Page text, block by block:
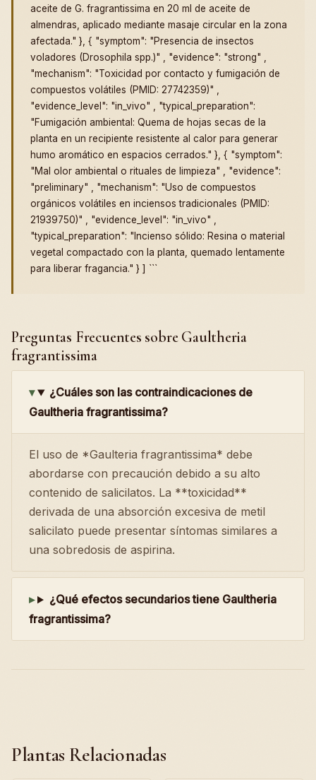
aceite de G. fragrantissima en 20 ml de aceite de
almendras, aplicado mediante masaje circular en la zona
afectada." }, { "symptom": "Presencia de insectos
voladores (Drosophila spp.)" , "evidence": "strong" ,
"mechanism": "Toxicidad por contacto y fumigación de
compuestos volátiles (PMID: 27742359)" ,
"evidence_level": "in_vivo" , "typical_preparation":
"Fumigación ambiental: Quema de hojas secas de la
planta en un recipiente resistente al calor para generar
humo aromático en espacios cerrados." }, { "symptom":
"Mal olor ambiental o rituales de limpieza" , "evidence":
"preliminary" , "mechanism": "Uso de compuestos
orgánicos volátiles en inciensos tradicionales (PMID:
21939750)" , "evidence_level": "in_vivo" ,
"typical_preparation": "Incienso sólido: Resina o material
vegetal compactado con la planta, quemado lentamente
para liberar fragancia." } ] ```
Preguntas Frecuentes sobre Gaultheria
fragrantissima
¿Cuáles son las contraindicaciones de
Gaultheria fragrantissima?
El uso de *Gaulteria fragrantissima* debe
abordarse con precaución debido a su alto
contenido de salicilatos. La **toxicidad**
derivada de una absorción excesiva de metil
salicilato puede presentar síntomas similares a
una sobredosis de aspirina.
¿Qué efectos secundarios tiene Gaultheria
fragrantissima?
Plantas Relacionadas